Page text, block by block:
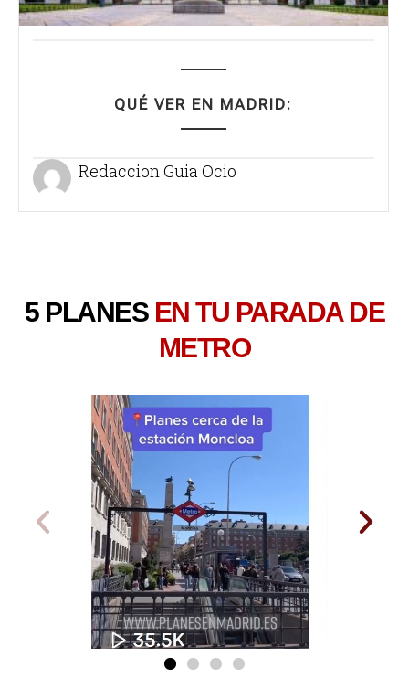
QUÉ VER EN MADRID:
Redaccion Guia Ocio
5 PLANESEN TU PARADA DE
METRO